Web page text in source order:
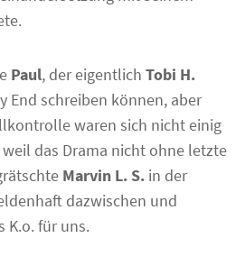
Paul, der eigentlich Tobi H.
End schreiben können, aber
waren sich nicht einig
das Drama nicht ohne letzte
Marvin L. S. in der
dazwischen und
K.o. für uns.